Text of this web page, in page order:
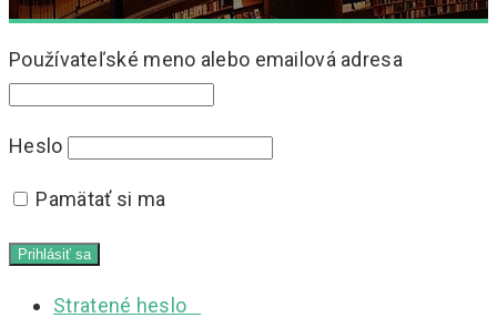
Používateľské meno alebo emailová adresa
Heslo
Pamätať si ma
Stratené heslo